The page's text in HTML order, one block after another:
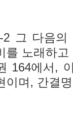
2 그 다음의
를 노래하고
164에서 ,
이며 , 간결